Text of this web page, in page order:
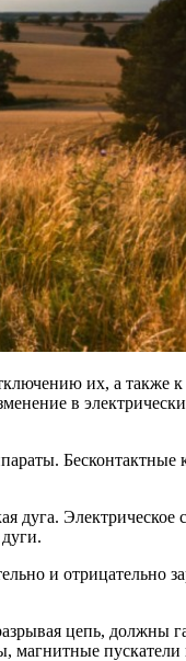
их, а
в
дуга. Электрическое
и
цепь, должны